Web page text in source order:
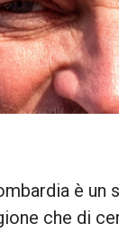
è un
che di